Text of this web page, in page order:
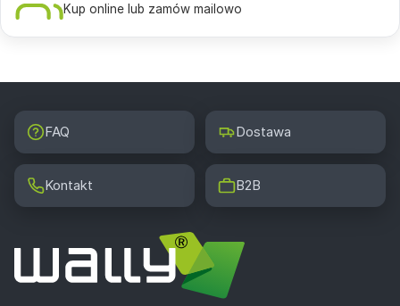
Kup online lub zamów mailowo
FAQ Dostawa
Kontakt B2B